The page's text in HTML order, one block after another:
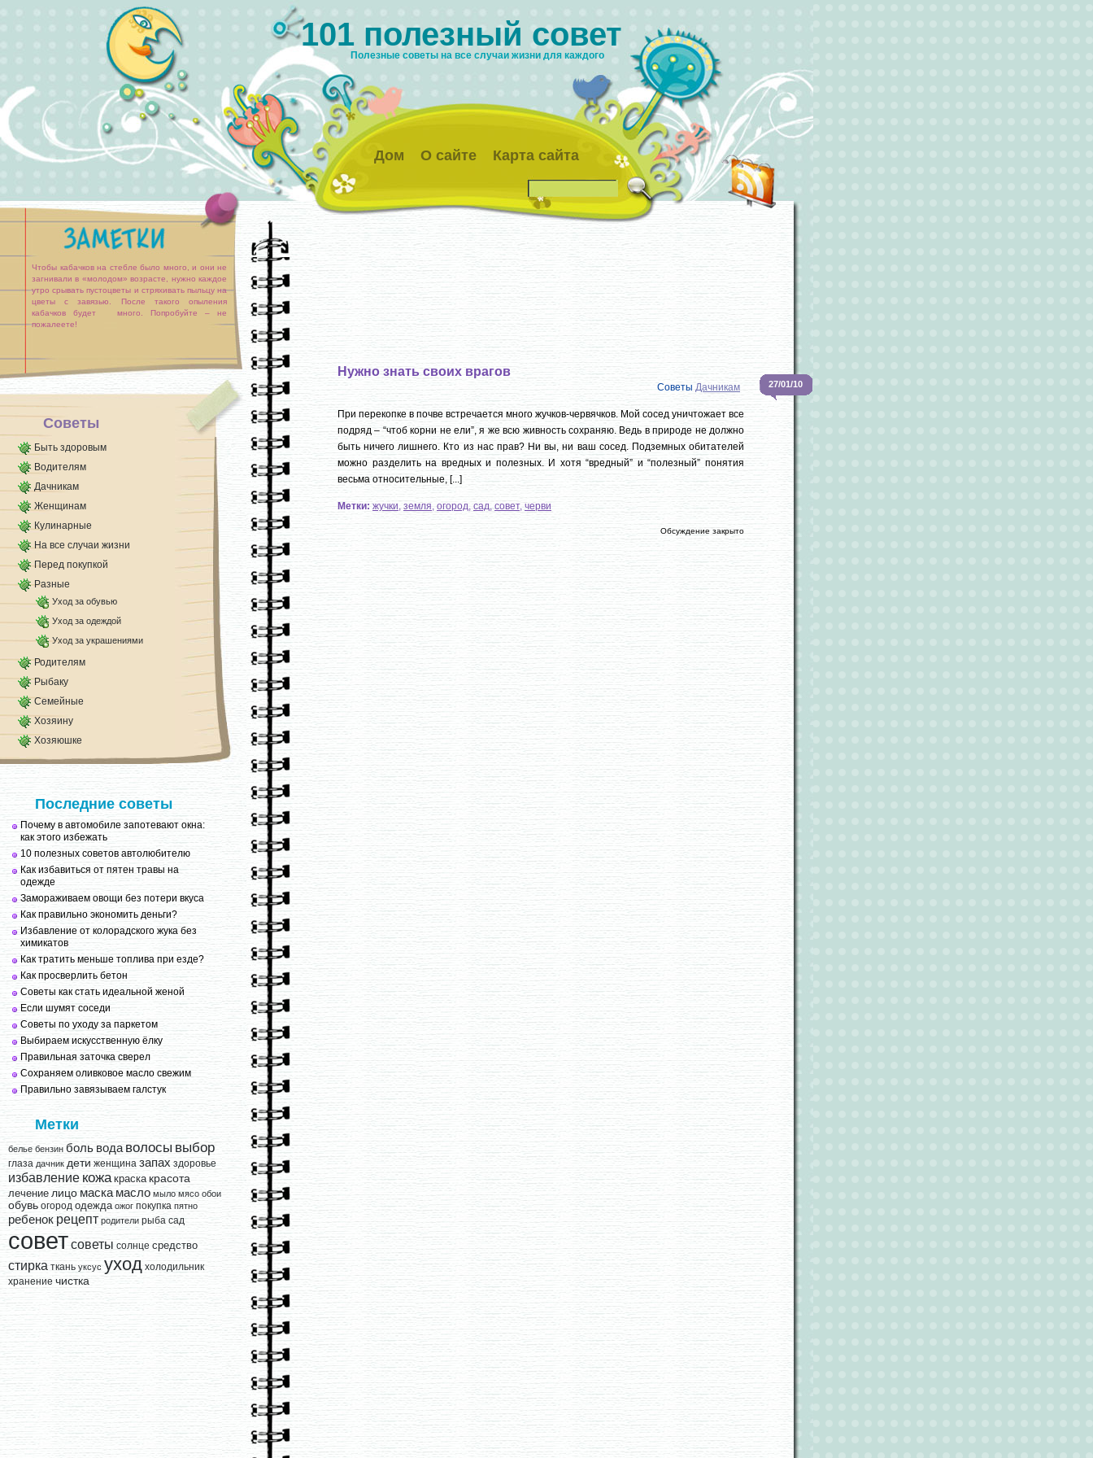
101 полезный совет
Полезные советы на все случаи жизни для каждого
Дом О сайте Карта сайта
Чтобы кабачков на стебле было много, и они не
загнивали в «молодом» возрасте, нужно каждое
утро срывать пустоцветы и стряхивать пыльцу на
цветы с завязью. После такого опыления
кабачков будет много. Попробуйте – не
пожалеете!
Советы
Быть здоровым
Водителям
Дачникам
Женщинам
Кулинарные
На все случаи жизни
Перед покупкой
Разные
Уход за обувью
Уход за одеждой
Уход за украшениями
Родителям
Рыбаку
Семейные
Хозяину
Хозяюшке
Последние советы
Почему в автомобиле запотевают окна:
как этого избежать
10 полезных советов автолюбителю
Как избавиться от пятен травы на
одежде
Замораживаем овощи без потери вкуса
Как правильно экономить деньги?
Избавление от колорадского жука без
химикатов
Как тратить меньше топлива при езде?
Как просверлить бетон
Советы как стать идеальной женой
Если шумят соседи
Советы по уходу за паркетом
Выбираем искусственную ёлку
Правильная заточка сверел
Сохраняем оливковое масло свежим
Правильно завязываем галстук
Метки
белье бензин боль вода волосы выбор
глаза дачник дети женщина запах здоровье
избавление кожа краска красота
лечение лицо маска масло мыло мясо обои
обувь огород одежда ожог покупка пятно
ребенок рецепт родители рыба сад
советсоветы солнце средство
стирка ткань уксус уход холодильник
хранение чистка
Нужно знать своих врагов
Советы Дачникам 27/01/10
При перекопке в почве встречается много жучков-червячков. Мой сосед уничтожает все
подряд – “чтоб корни не ели”, я же всю живность сохраняю. Ведь в природе не должно
быть ничего лишнего. Кто из нас прав? Ни вы, ни ваш сосед. Подземных обитателей
можно разделить на вредных и полезных. И хотя “вредный” и “полезный” понятия
весьма относительные, [...]
Метки: жучки, земля, огород, сад, совет, черви
Обсуждение закрыто